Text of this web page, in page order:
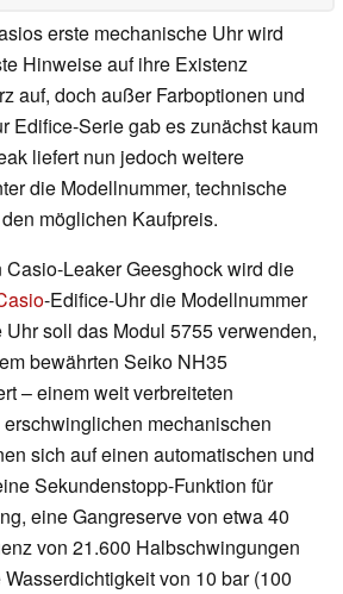
erste mechanische Uhr wird
Hinweise auf ihre Existenz
auf, doch außer Farboptionen und
Edifice-Serie gab es zunächst kaum
liefert nun jedoch weitere
die Modellnummer, technische
möglichen Kaufpreis.
Casio-Leaker Geesghock wird die
-Edifice-Uhr die Modellnummer
soll das Modul 5755 verwenden,
bewährten Seiko NH35
– einem weit verbreiteten
mechanischen
sich auf einen automatischen und
Sekundenstopp-Funktion für
eine Gangreserve von etwa 40
von 21.600 Halbschwingungen
von 10 bar (100